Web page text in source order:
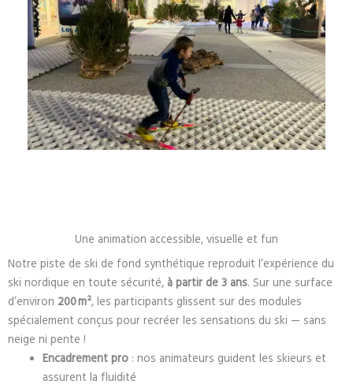
Une animation accessible, visuelle et fun
Notre piste de ski de fond synthétique reproduit l’expérience du
ski nordique en toute sécurité, à partir de 3 ans. Sur une surface
d’environ 200 m², les participants glissent sur des modules
spécialement conçus pour recréer les sensations du ski — sans
neige ni pente !
Encadrement pro: nos animateurs guident les skieurs et
assurent la fluidité